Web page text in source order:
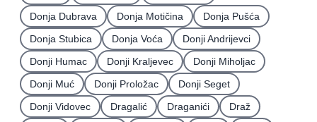
Donja Dubrava
Donja Motičina
Donja Pušća
Donja Stubica
Donja Voća
Donji Andrijevci
Donji Humac
Donji Kraljevec
Donji Miholjac
Donji Muć
Donji Proložac
Donji Seget
Donji Vidovec
Dragalić Draganići
Draž